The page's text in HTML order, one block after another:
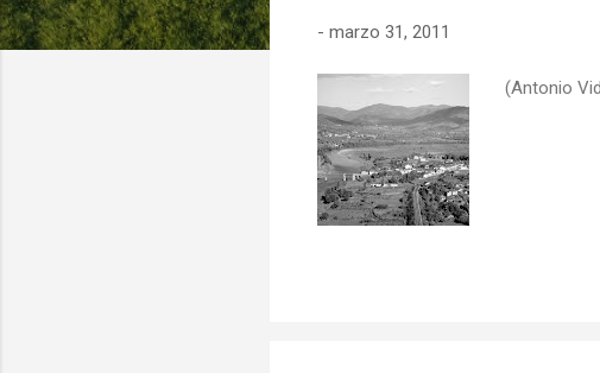
- marzo 31, 2011
(Antonio